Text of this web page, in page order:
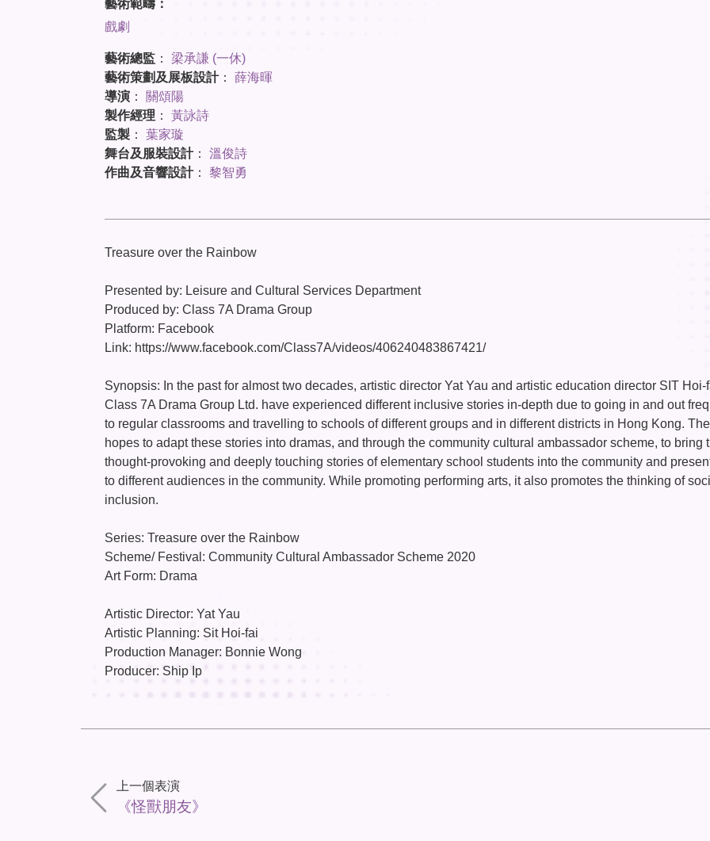
藝術範疇：
戲劇
藝術總監 ： 梁承謙 (一休)
藝術策劃及展板設計： 薛海暉
導演 ： 關頌陽
製作經理 ： 黃詠詩
監製 ： 葉家璇
舞台及服裝設計： 溫俊詩
作曲及音響設計： 黎智勇
Treasure over the Rainbow
Presented by: Leisure and Cultural Services Department
Produced by: Class 7A Drama Group
Platform: Facebook
Link: https://www.facebook.com/Class7A/videos/406240483867421/
Synopsis: In the past for almost two decades, artistic director Yat Yau and artistic education director SIT Hoi-
Class 7A Drama Group Ltd. have experienced different inclusive stories in-depth due to going in and out
to regular classrooms and travelling to schools of different groups and in different districts in Hong Kong.
hopes to adapt these stories into dramas, and through the community cultural ambassador scheme, to bring
thought-provoking and deeply touching stories of elementary school students into the community and
to different audiences in the community. While promoting performing arts, it also promotes the thinking of
inclusion.
Series: Treasure over the Rainbow
Scheme/ Festival: Community Cultural Ambassador Scheme 2020
Art Form: Drama
Artistic Director: Yat Yau
Artistic Planning: Sit Hoi-fai
Production Manager: Bonnie Wong
Producer: Ship Ip
上一個表演
《怪獸朋友》